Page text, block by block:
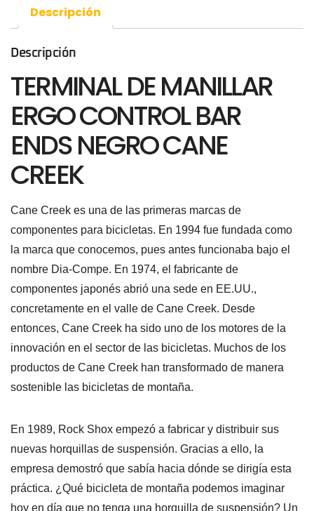
Descripción
Descripción
TERMINAL DE MANILLAR
ERGO CONTROL BAR
ENDS NEGRO CANE
CREEK
Cane Creek es una de las primeras marcas de
componentes para bicicletas. En 1994 fue fundada como
la marca que conocemos, pues antes funcionaba bajo el
nombre Dia-Compe. En 1974, el fabricante de
componentes japonés abrió una sede en EE.UU.,
concretamente en el valle de Cane Creek. Desde
entonces, Cane Creek ha sido uno de los motores de la
innovación en el sector de las bicicletas. Muchos de los
productos de Cane Creek han transformado de manera
sostenible las bicicletas de montaña.
En 1989, Rock Shox empezó a fabricar y distribuir sus
nuevas horquillas de suspensión. Gracias a ello, la
empresa demostró que sabía hacia dónde se dirigía esta
práctica. ¿Qué bicicleta de montaña podemos imaginar
hoy en día que no tenga una horquilla de suspensión? Un